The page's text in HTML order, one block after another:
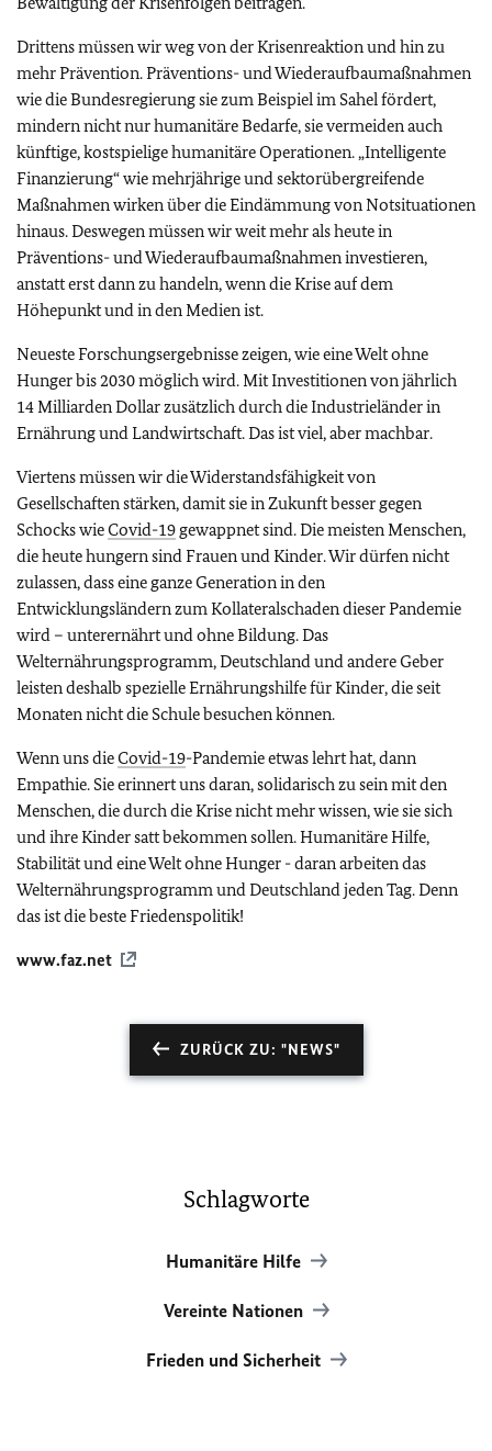
Drittens müssen wir weg von der Krisenreaktion und hin zu
mehr Prävention. Präventions- und Wiederaufbaumaßnahmen
wie die Bundesregierung sie zum Beispiel im Sahel fördert,
mindern nicht nur humanitäre Bedarfe, sie vermeiden auch
künftige, kostspielige humanitäre Operationen. „Intelligente
Finanzierung“ wie mehrjährige und sektorübergreifende
Maßnahmen wirken über die Eindämmung von Notsituationen
hinaus. Deswegen müssen wir weit mehr als heute in
Präventions- und Wiederaufbaumaßnahmen investieren,
anstatt erst dann zu handeln, wenn die Krise auf dem
Höhepunkt und in den Medien ist.
Neueste Forschungsergebnisse zeigen, wie eine Welt ohne
Hunger bis 2030 möglich wird. Mit Investitionen von jährlich
14 Milliarden Dollar zusätzlich durch die Industrieländer in
Ernährung und Landwirtschaft. Das ist viel, aber machbar.
Viertens müssen wir die Widerstandsfähigkeit von
Gesellschaften stärken, damit sie in Zukunft besser gegen
Schocks wieCovid-19 gewappnet sind. Die meisten Menschen,
die heute hungern sind Frauen und Kinder. Wir dürfen nicht
zulassen, dass eine ganze Generation in den
Entwicklungsländern zum Kollateralschaden dieser Pandemie
wird – unterernährt und ohne Bildung. Das
Welternährungsprogramm, Deutschland und andere Geber
leisten deshalb spezielle Ernährungshilfe für Kinder, die seit
Monaten nicht die Schule besuchen können.
Wenn uns dieCovid-19-Pandemie etwas lehrt hat, dann
Empathie. Sie erinnert uns daran, solidarisch zu sein mit den
Menschen, die durch die Krise nicht mehr wissen, wie sie sich
und ihre Kinder satt bekommen sollen. Humanitäre Hilfe,
Stabilität und eine Welt ohne Hunger - daran arbeiten das
Welternährungsprogramm und Deutschland jeden Tag. Denn
das ist die beste Friedenspolitik!
www.faz.net
ZURÜCK ZU: "NEWS"
Schlagworte
Humanitäre Hilfe
Vereinte Nationen
Frieden und Sicherheit